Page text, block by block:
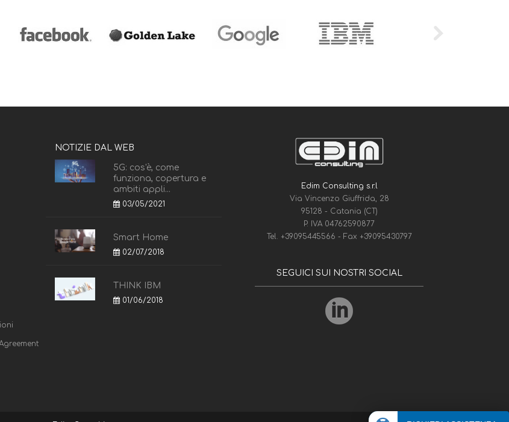
NOTIZIE DAL WEB
5G: cos'è, come
funziona, copertura e
ambiti appli...
03/05/2021
Smart Home
02/07/2018
THINK IBM
01/06/2018
Edim Consulting s.r.l
Via Vincenzo Giuffrida, 28
95128 - Catania (CT)
P. IVA 04762590877
Tel. +39095445566 - Fax +39095430797
SEGUICI SUI NOSTRI SOCIAL